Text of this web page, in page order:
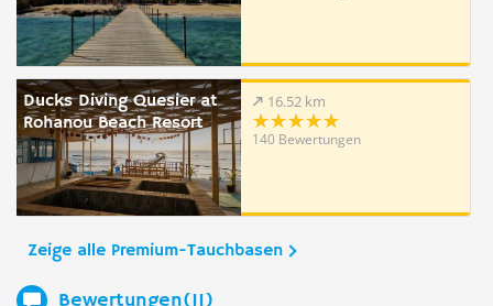
Ducks Diving Quesier at
Rohanou Beach Resort
16.52 km
140 Bewertungen
Zeige alle Premium-Tauchbasen
Bewertungen(11)